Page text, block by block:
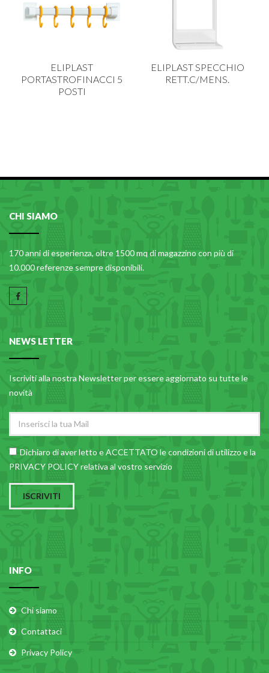
TUTTO PER L'OLIO
UTENSILI IN CUCINA
ELIPLAST
PORTASTROFINACCI 5
POSTI
ELIPLAST SPECCHIO
RETT.C/MENS.
CHI SIAMO
170 anni di esperienza, oltre 1500 mq di magazzino con più di
10.000 referenze sempre disponibili.
NEWS LETTER
Iscriviti alla nostra Newsletter per essere aggiornato su tutte le
novità
Dichiaro di aver letto e ACCETTATO lecondizioni di utilizzo e la
PRIVACY POLICY relativa al vostro servizio
ISCRIVITI
INFO
Chi siamo
Contattaci
Privacy Policy